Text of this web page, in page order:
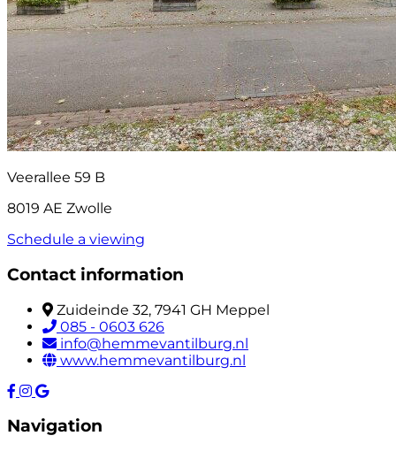
Veerallee 59 B
8019 AE Zwolle
Schedule a viewing
Contact information
Zuideinde 32, 7941 GH Meppel
085 - 0603 626
info@hemmevantilburg.nl
www.hemmevantilburg.nl
Navigation